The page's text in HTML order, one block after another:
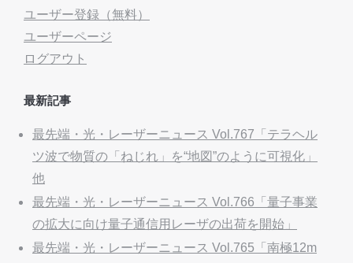
ユーザー登録（無料）
ユーザーページ
ログアウト
最新記事
最先端・光・レーザーニュース Vol.767「テラヘル
ツ波で物質の「ねじれ」を“地図”のように可視化」
他
最先端・光・レーザーニュース Vol.766「量子事業
の拡大に向け量子通信用レーザの出荷を開始」
最先端・光・レーザーニュース Vol.765「南極12m